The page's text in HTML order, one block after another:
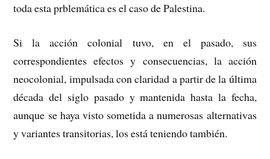
toda esta prblemática es el caso de Palestina.
Si la acción colonial tuvo, en el pasado, sus
correspondientes efectos y consecuencias, la acción
neocolonial, impulsada con claridad a partir de la última
década del siglo pasado y mantenida hasta la fecha,
aunque se haya visto sometida a numerosas alternativas
y variantes transitorias, los está teniendo también.